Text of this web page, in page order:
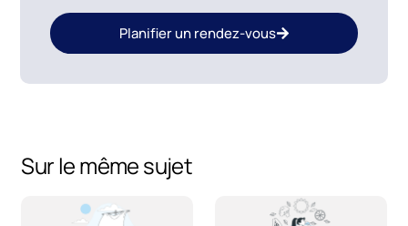
Planifier un rendez-vous
Sur le même sujet